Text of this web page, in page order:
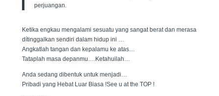
perjuangan.
Ketika engkau mengalami sesuatu yang sangat berat dan merasa
dítinggalkan sendiri dalam hidup ini …
Angkatlah tangan dan kepalamu ke atas…
Tataplah masa depanmu….Ketahuilah…
Anda sedang dibentuk untuk menjadi…
Pribadi yang Hebat Luar Biasa !See u at the TOP !